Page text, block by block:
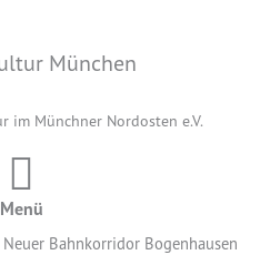
München
im Münchner Nordosten e.V.
Menü
Neuer Bahnkorridor Bogenhausen